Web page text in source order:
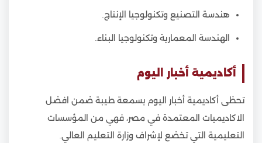
هندسة التصنيع وتكنولوجيا الإنتاج.
الهندسة المعمارية وتكنولوجيا البناء.
أكاديمية أخبار اليوم
تحظى أكاديمية أخبار اليوم بسمعة طيبة ضمن افضل
الاكاديميات المعتمدة في مصر، فهي من المؤسسات
التعليمية التي تخضع لإشراف وزارة التعليم العالي.